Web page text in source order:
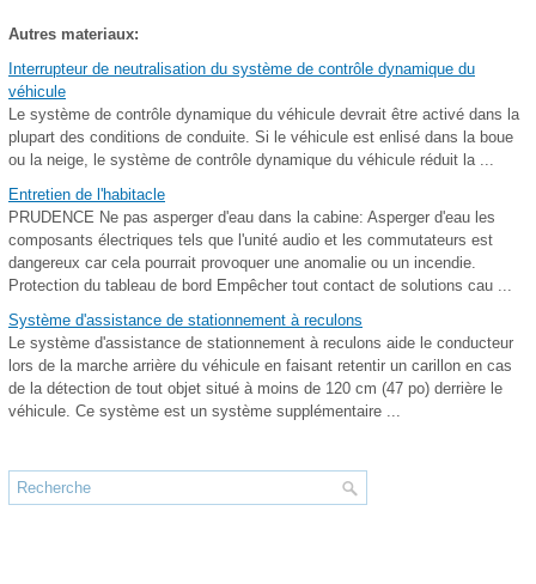
Autres materiaux:
Interrupteur de neutralisation du système de contrôle dynamique du
véhicule
Le système de contrôle dynamique du véhicule devrait être activé dans la
plupart des conditions de conduite. Si le véhicule est enlisé dans la boue
ou la neige, le système de contrôle dynamique du véhicule réduit la ...
Entretien de l'habitacle
PRUDENCE Ne pas asperger d'eau dans la cabine: Asperger d'eau les
composants électriques tels que l'unité audio et les commutateurs est
dangereux car cela pourrait provoquer une anomalie ou un incendie.
Protection du tableau de bord Empêcher tout contact de solutions cau ...
Système d'assistance de stationnement à reculons
Le système d'assistance de stationnement à reculons aide le conducteur
lors de la marche arrière du véhicule en faisant retentir un carillon en cas
de la détection de tout objet situé à moins de 120 cm (47 po) derrière le
véhicule. Ce système est un système supplémentaire ...